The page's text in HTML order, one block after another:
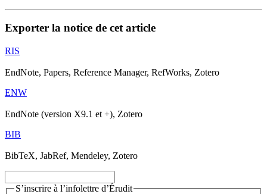
Exporter la notice de cet article
RIS
EndNote, Papers, Reference Manager, RefWorks, Zotero
ENW
EndNote (version X9.1 et +), Zotero
BIB
BibTeX, JabRef, Mendeley, Zotero
S’inscrire à l’infolettre d’Érudit